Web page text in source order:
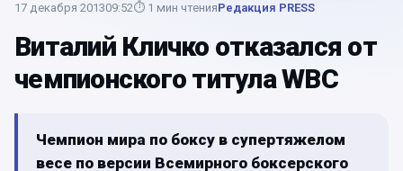
17 декабря 201309:52⏱ 1 мин чтенияРедакция PRESS
Виталий Кличко отказался от
чемпионского титула WBC
Чемпион мира по боксу в супертяжелом
весе по версии Всемирного боксерского